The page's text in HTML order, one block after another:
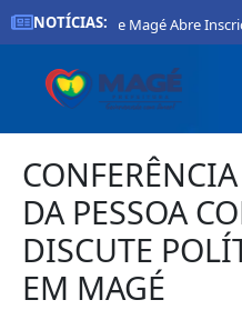
NOTÍCIAS:
Prefeitura De Magé Abre
DA PESSOA
DISCUTE
EM MAGÉ